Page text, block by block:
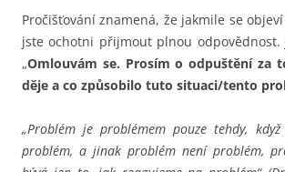
Pročišťování znamená, že jakmile se
jste ochotni přijmout plnou odpovědnost.
„Omlouvám se. Prosím o odpuštění za
děje a co způsobilo tuto situaci/tento
„Problém je problémem pouze tehdy,
problém, a jinak problém není problém,